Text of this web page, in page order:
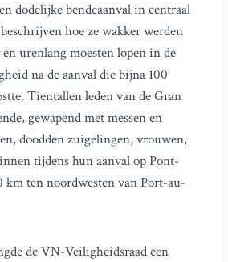
dodelijke bendeaanval in centraal
hoe ze wakker werden
urenlang moesten lopen in de
na de aanval die bijna 100
Tientallen leden van de Gran
gewapend met messen en
doodden zuigelingen, vrouwen,
tijdens hun aanval op Pont-
km ten noordwesten van Port-au-
de VN-Veiligheidsraad een